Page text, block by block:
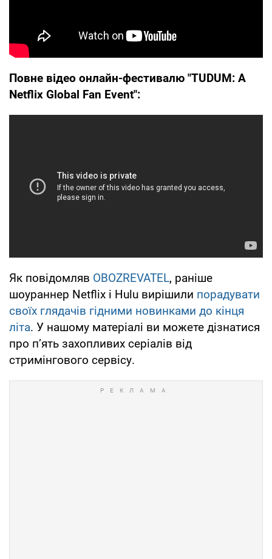
Повне відео онлайн-фестивалю "TUDUM: A
Netflix Global Fan Event":
Як повідомляв OBOZREVATEL, раніше
шоураннер Netflix і Hulu вирішили порадувати
своїх глядачів гідними новинками до кінця
літа. У нашому матеріалі ви можете дізнатися
про п’ять захопливих серіалів від
стримінгового сервісу.